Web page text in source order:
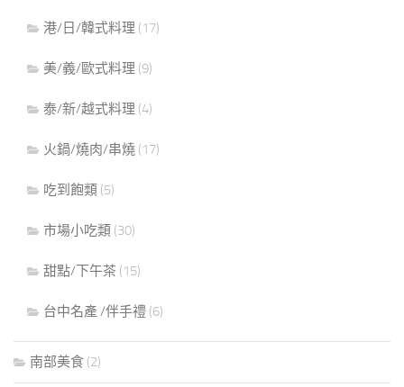
港/日/韓式料理 (17)
美/義/歐式料理 (9)
泰/新/越式料理 (4)
火鍋/燒肉/串燒 (17)
吃到飽類 (5)
市場小吃類 (30)
甜點/下午茶 (15)
台中名產 /伴手禮 (6)
南部美食 (2)